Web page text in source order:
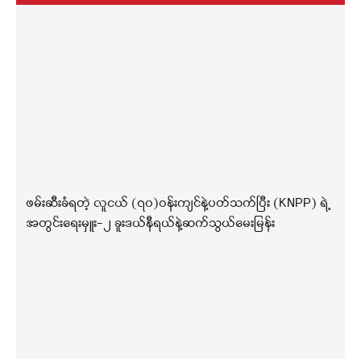
ဖမ်းဆီးခံရတဲ့ လူငယ် (၇၀)ဝန်းကျင်နဲ့ပတ်သက်ပြီး (KNPP) ရဲ့
အတွင်းရေးမှူး-၂ ခူးဒယ်နီရယ်နဲ့ဆက်သွယ်မေးမြန်း